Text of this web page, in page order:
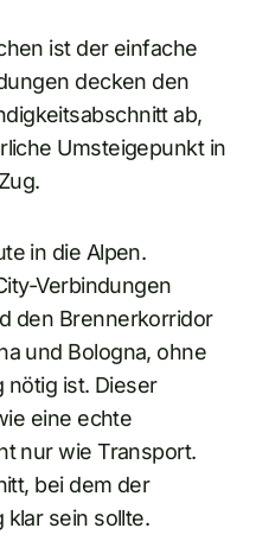
ist der einfache
decken den
ab,
Umsteigepunkt in
in die Alpen.
Verbindungen
den Brennerkorridor
und Bologna, ohne
nötig ist. Dieser
eine echte
nur wie Transport.
bei dem der
klar sein sollte.